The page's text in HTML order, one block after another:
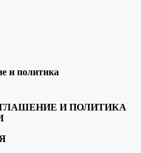
и политика
И ПОЛИТИКА